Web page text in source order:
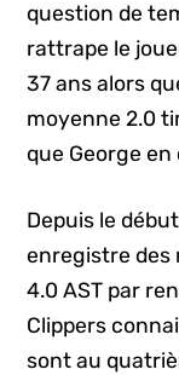
question de
rattrape le
37 ans alors
moyenne 2.0
que George
Depuis le
enregistre des
4.0 AST par
Clippers
sont au